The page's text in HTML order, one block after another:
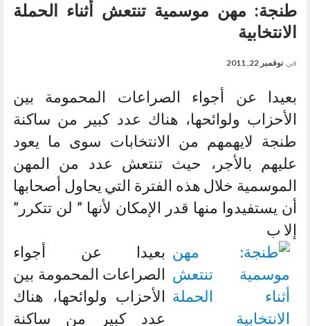
طنجة: مهن موسمية تنتعش أثناء الحملة
الانتخابية
في نوفمبر 22, 2011
بعيدا عن أجواء الصراعات المحمومة بين
الأحزاب ولوائحها، هناك عدد كبير من ساكنة
طنجة لايهمهم من الانتخابات سوى ما يعود
عليهم بالأجر، حيث تنتعش عدد من المهن
الموسمية خلال هذه الفترة التي يحاول أصحابها
أن يستفيدوا منها قدر الإمكان لأنها ” لن تتكرر”
إلا ب
بعيدا عن أجواء
الصراعات المحمومة بين
الأحزاب ولوائحها، هناك
عدد كبير من ساكنة